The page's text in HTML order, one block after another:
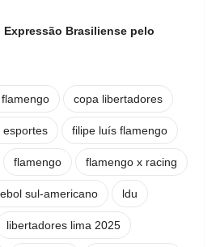
Brasiliense pelo
copa libertadores
esportes filipe luís flamengo
flamengo flamengo x racing
sul-americano ldu
libertadores lima 2025